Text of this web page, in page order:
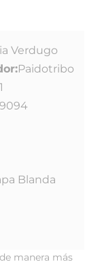
Verdugo
Paidotribo
Blanda
manera más